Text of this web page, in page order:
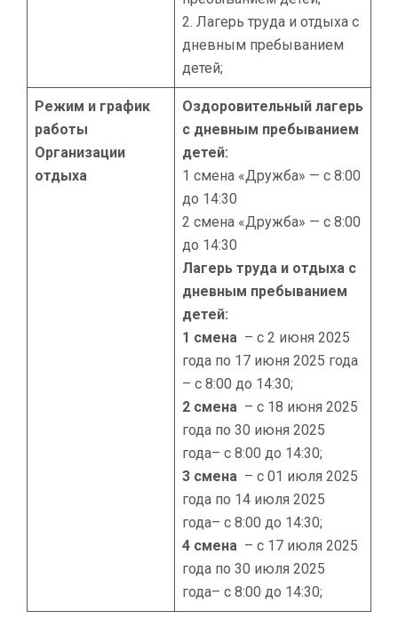
2. Лагерь труда и отдыха с
дневным пребыванием
детей;
Режим и график
работы
Организации
отдыха
Оздоровительный лагерь
с дневным пребыванием
детей:
1 смена «Дружба» — с 8:00
до 14:30
2 смена «Дружба» — с 8:00
до 14:30
Лагерь труда и отдыха с
дневным пребыванием
детей:
1 смена – с 2 июня 2025
года по 17 июня 2025 года
– с 8:00 до 14:30;
2 смена – с 18 июня 2025
года по 30 июня 2025
года– с 8:00 до 14:30;
3 смена – с 01 июля 2025
года по 14 июля 2025
года– с 8:00 до 14:30;
4 смена – с 17 июля 2025
года по 30 июля 2025
года– с 8:00 до 14:30;